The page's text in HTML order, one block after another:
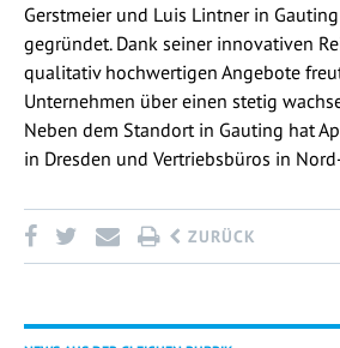
Gerstmeier und Luis Lintner in
gegründet. Dank seiner innovativen
qualitativ hochwertigen Angebote
Unternehmen über einen stetig
Neben dem Standort in Gauting hat
in Dresden und Vertriebsbüros in
ZURÜCK